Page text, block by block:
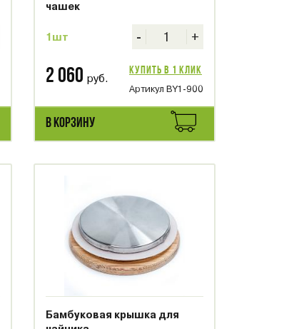
чашек
1шт - +
2 060 руб.
Купить в 1 клик
Артикул BY1-900
В КОРЗИНУ
Бамбуковая крышка для